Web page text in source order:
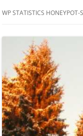
WP STATISTICS